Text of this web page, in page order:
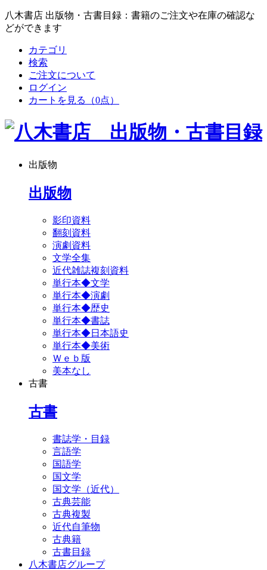
八木書店 出版物・古書目録：書籍のご注文や在庫の確認な
どができます
カテゴリ
検索
ご注文について
ログイン
カートを見る
（0点）
出版物
出版物
影印資料
翻刻資料
演劇資料
文学全集
近代雑誌複刻資料
単行本◆文学
単行本◆演劇
単行本◆歴史
単行本◆書誌
単行本◆日本語史
単行本◆美術
Ｗｅｂ版
美本なし
古書
古書
書誌学・目録
言語学
国語学
国文学
国文学（近代）
古典芸能
古典複製
近代自筆物
古典籍
古書目録
八木書店グループ